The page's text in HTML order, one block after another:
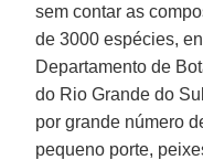
sem contar as
de 3000 espécies,
Departamento de
do Rio Grande do
por grande número
pequeno porte,